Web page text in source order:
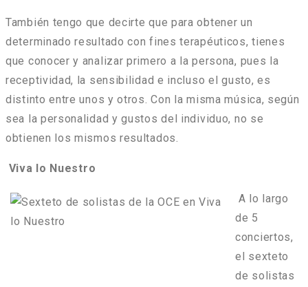
También tengo que decirte que para obtener un
determinado resultado con fines terapéuticos, tienes
que conocer y analizar primero a la persona, pues la
receptividad, la sensibilidad e incluso el gusto, es
distinto entre unos y otros. Con la misma música, según
sea la personalidad y gustos del individuo, no se
obtienen los mismos resultados.
Viva lo Nuestro
A lo largo
de 5
conciertos,
el sexteto
de solistas